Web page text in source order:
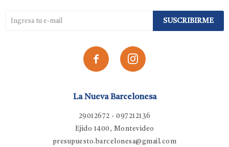
La Nueva Barcelonesa
29012672 - 097212136
Ejido 1400, Montevideo
presupuesto.barcelonesa@gmail.com
SUSCRIBIRME
 